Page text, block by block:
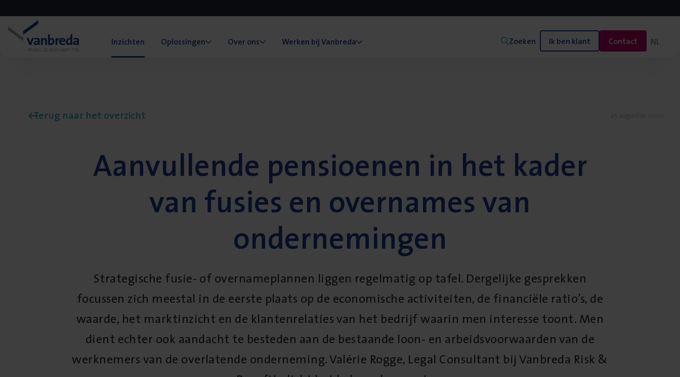
Inzichten Oplossingen Over ons Werken bij Vanbreda Zoeken Ik ben klant Contact NL
Terug naar het overzicht
Aanvullende pensioenen in het kader
van fusies en overnames van
ondernemingen
Strategische fusie- of overnameplannen liggen regelmatig op tafel. Dergelijke gesprekken
focussen zich meestal in de eerste plaats op de economische activiteiten, de financiële ratio’s, de
waarde, het marktinzicht en de klantenrelaties van het bedrijf waarin men interesse toont. Men
dient echter ook aandacht te besteden aan de bestaande loon- en arbeidsvoorwaarden van de
werknemers van de overlatende onderneming. Valérie Rogge, Legal Consultant bij Vanbreda Risk &